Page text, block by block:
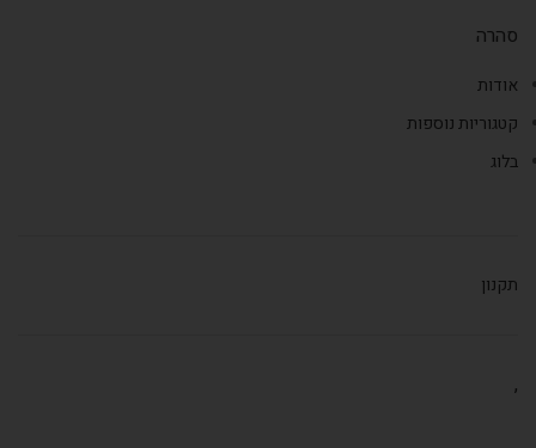
סהרה
אודות
קטגוריות נוספות
בלוג
תקנון
,